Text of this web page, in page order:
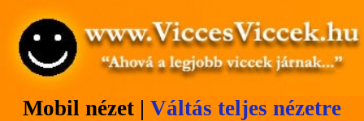
Mobil nézet | Váltás teljes nézetre